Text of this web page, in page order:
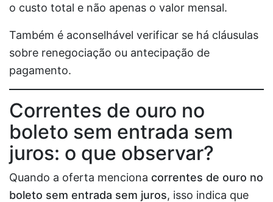
o custo total e não apenas o valor mensal.
Também é aconselhável verificar se há cláusulas
sobre renegociação ou antecipação de
pagamento.
Correntes de ouro no
boleto sem entrada sem
juros: o que observar?
Quando a oferta menciona correntes de ouro no
boleto sem entrada sem juros, isso indica que